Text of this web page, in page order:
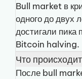
Bull market в
одного до двух
достигали пика
Bitcoin halving.
Что
После bull